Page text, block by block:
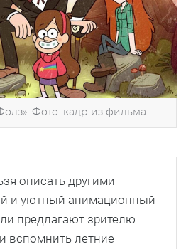
Фото: кадр из фильма
описать другими
и уютный анимационный
предлагают зрителю
вспомнить летние